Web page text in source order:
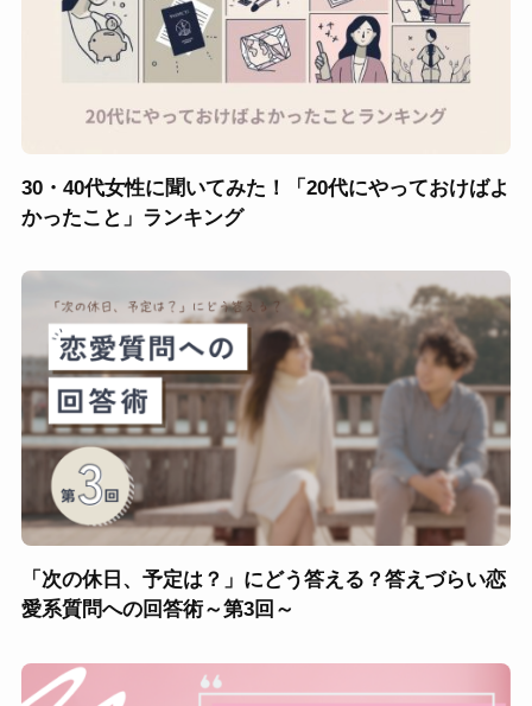
30・40代女性に聞いてみた！「20代にやっておけばよ
かったこと」ランキング
「次の休日、予定は？」にどう答える？答えづらい恋
愛系質問への回答術～第3回～